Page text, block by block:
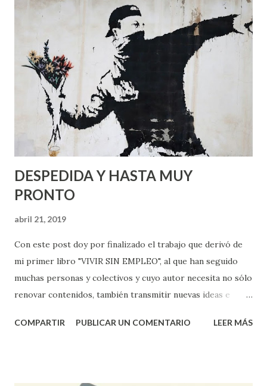
DESPEDIDA Y HASTA MUY
PRONTO
abril 21, 2019
Con este post doy por finalizado el trabajo que derivó de
mi primer libro "VIVIR SIN EMPLEO", al que han seguido
muchas personas y colectivos y cuyo autor necesita no sólo
renovar contenidos, también transmitir nuevas ideas e
agradecimientos que tendría que dar desde ese primer
COMPARTIR PUBLICAR UN COMENTARIO LEER MÁS